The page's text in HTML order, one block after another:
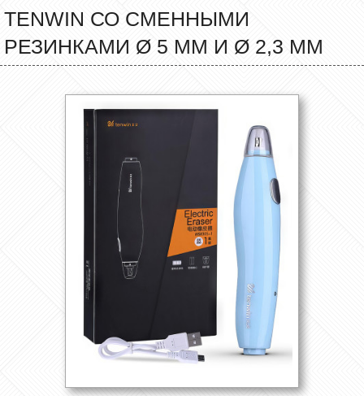
TENWIN СО СМЕННЫМИ
РЕЗИНКАМИ Ø 5 ММ И Ø 2,3 ММ